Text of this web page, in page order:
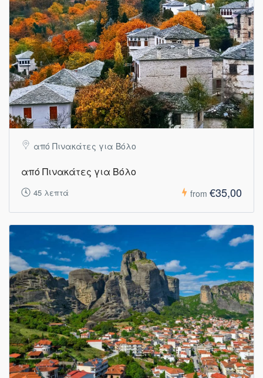
από Πινακάτες για Βόλο
από Πινακάτες για Βόλο
45 λεπτά from €35,00